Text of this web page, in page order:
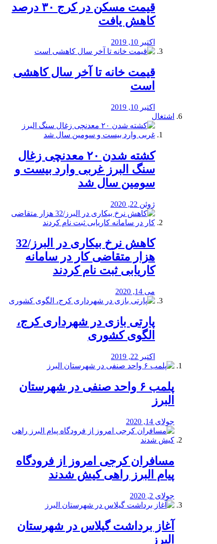
️قیمت مسکن در کرج ۳۰ درصد
کاهش یافت
اکتبر 10, 2019
قیمت خانه تا آخر سال کاهشی
است
اکتبر 10, 2019
اشتغال
کشته شدن ۲۰ معدنچی زغال
سنگ البرز غربی وارد بیست و
سومین سال شد
ژوئن 22, 2020
کاهش نرخ بیکاری در البرز/32
هزار متقاضی کار در سامانه
کاریابی ثبت نام کردند
می 14, 2020
پارتی بازی در شهرداری کرج،
الگوی کشوری
اکتبر 22, 2019
پلمب ۶ واحد صنفی در شهرستان
البرز
جولای 14, 2020
مسافران کرجی امروز از فرودگاه
پیام البرز راهی کیش شدند
جولای 2, 2020
آغاز برداشت گیلاس در شهرستان
البرز